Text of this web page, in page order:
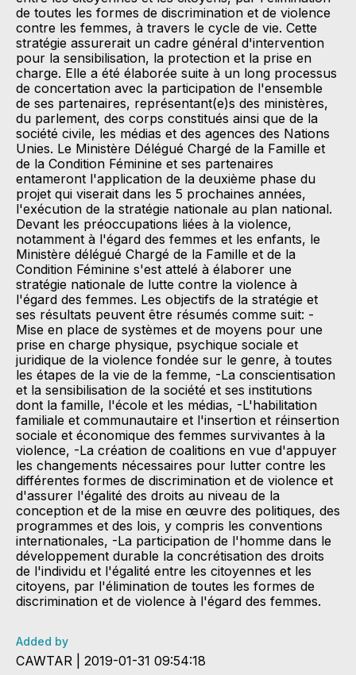
de toutes les formes de discrimination et de violence
contre les femmes, à travers le cycle de vie. Cette
stratégie assurerait un cadre général d'intervention
pour la sensibilisation, la protection et la prise en
charge. Elle a été élaborée suite à un long processus
de concertation avec la participation de l'ensemble
de ses partenaires, représentant(e)s des ministères,
du parlement, des corps constitués ainsi que de la
société civile, les médias et des agences des Nations
Unies. Le Ministère Délégué Chargé de la Famille et
de la Condition Féminine et ses partenaires
entameront l'application de la deuxième phase du
projet qui viserait dans les 5 prochaines années,
l'exécution de la stratégie nationale au plan national.
Devant les préoccupations liées à la violence,
notamment à l'égard des femmes et les enfants, le
Ministère délégué Chargé de la Famille et de la
Condition Féminine s'est attelé à élaborer une
stratégie nationale de lutte contre la violence à
l'égard des femmes. Les objectifs de la stratégie et
ses résultats peuvent être résumés comme suit: -
Mise en place de systèmes et de moyens pour une
prise en charge physique, psychique sociale et
juridique de la violence fondée sur le genre, à toutes
les étapes de la vie de la femme, -La conscientisation
et la sensibilisation de la société et ses institutions
dont la famille, l'école et les médias, -L'habilitation
familiale et communautaire et l'insertion et réinsertion
sociale et économique des femmes survivantes à la
violence, -La création de coalitions en vue d'appuyer
les changements nécessaires pour lutter contre les
différentes formes de discrimination et de violence et
d'assurer l'égalité des droits au niveau de la
conception et de la mise en œuvre des politiques, des
programmes et des lois, y compris les conventions
internationales, -La participation de l'homme dans le
développement durable la concrétisation des droits
de l'individu et l'égalité entre les citoyennes et les
citoyens, par l'élimination de toutes les formes de
discrimination et de violence à l'égard des femmes.
Added by
CAWTAR | 2019-01-31 09:54:18